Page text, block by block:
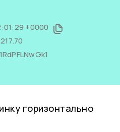
+0000
горизонтально